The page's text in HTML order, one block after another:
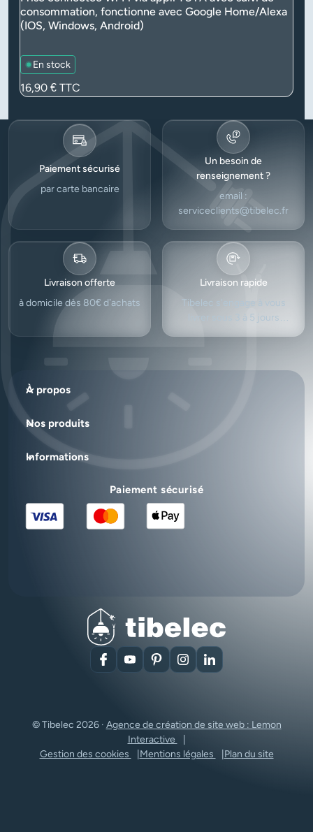
consommation, fonctionne avec Google Home/Alexa
(IOS, Windows, Android)
En stock
Prix
16,90 € TTC
Paiement sécurisé
par carte bancaire
Un besoin de
renseignement ?
email :
serviceclients@tibelec.fr
Livraison offerte
à domicile dès 80€ d’achats
Livraison rapide
Tibelec s'engage à vous
livrer sous 3 à 5 jours
À propos
Nos produits
Informations
Paiement sécurisé
FacebookYouTubePinterestInstagramLinkedIn
© Tibelec 2026 · Agence de création de site web : Lemon
Interactive
Gestion des cookies
Mentions légales Plan du site